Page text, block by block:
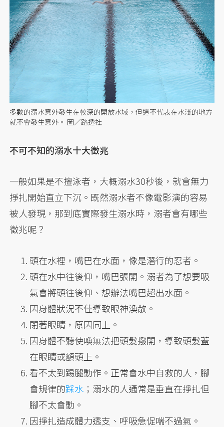
多數的溺水意外發生在較深的開放水域，但這不代表在水淺的地方
就不會發生意外。 圖／路透社
不可不知的溺水十大徵兆
一般如果是不擅泳者，大概溺水30秒後，就會無力
掙扎開始直立下沉。既然溺水者不像電影演的容易
被人發現，那到底實際發生溺水時，溺者會有哪些
徵兆呢？
頭在水裡，嘴巴在水面，像是潛行的忍者。
頭在水中往後仰，嘴巴張開。溺者為了想要吸
氣會將頭往後仰、想辦法嘴巴超出水面。
因身體狀況不佳導致眼神渙散。
閉著眼睛，原因同上。
因身體不聽使喚無法把頭髮撥開，導致頭髮蓋
在眼睛或額頭上。
看不太到踢腿動作。正常會水中自救的人，腳
會規律的踩水 ；溺水的人通常是垂直在掙扎但
腳不太會動。
因掙扎造成體力透支、呼吸急促喘不過氣。